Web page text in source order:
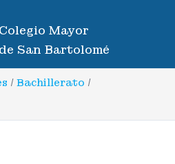
Colegio Mayor
de San Bartolomé
/ Bachillerato /